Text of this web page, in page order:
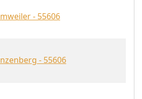
- 55606
- 55606